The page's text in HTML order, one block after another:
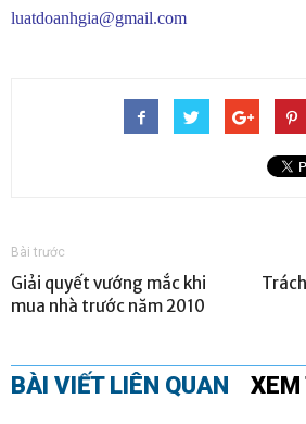
luatdoanhgia@gmail.com
Bài trước
Giải quyết vướng mắc khi
mua nhà trước năm 2010
BÀI VIẾT LIÊN QUAN XEM